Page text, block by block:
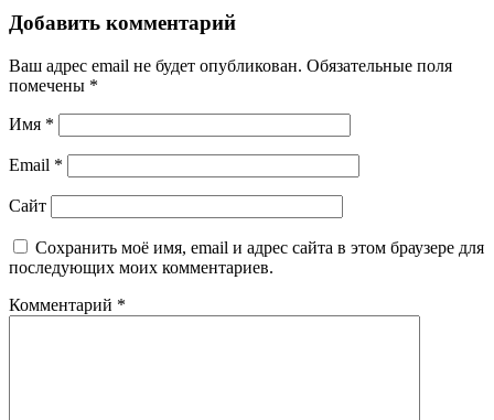
Добавить комментарий
Ваш адрес email не будет опубликован. Обязательные поля
помечены *
Имя *
Email *
Сайт
Сохранить моё имя, email и адрес сайта в этом браузере для
последующих моих комментариев.
Комментарий *